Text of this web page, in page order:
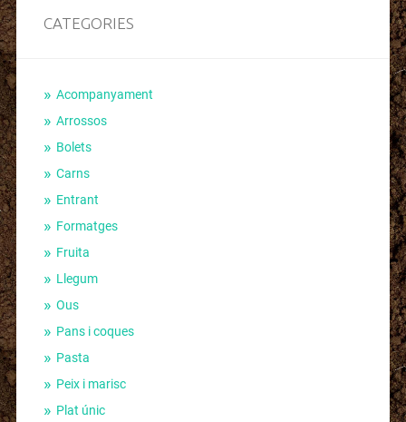
CATEGORIES
Acompanyament
Arrossos
Bolets
Carns
Entrant
Formatges
Fruita
Llegum
Ous
Pans i coques
Pasta
Peix i marisc
Plat únic